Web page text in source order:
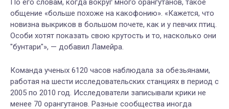
По его словам, когда вокруг много орангутанов, такое
общение «больше похоже на какофонию». «Кажется, что
новизна выкриков в большом почете, как и у певчих птиц.
Особи хотят показать свою крутость и то, насколько они
"бунтари"», — добавил Ламейра.
Команда ученых 6120 часов наблюдала за обезьянами,
работая на шести исследовательских станциях в период с
2005 по 2010 год. Исследователи записывали крики не
менее 70 орангутанов. Разные сообщества иногда